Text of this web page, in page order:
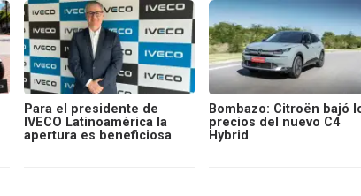
Para el presidente de
IVECO Latinoamérica la
apertura es beneficiosa
Bombazo: Citroën bajó
precios del nuevo C4
Hybrid